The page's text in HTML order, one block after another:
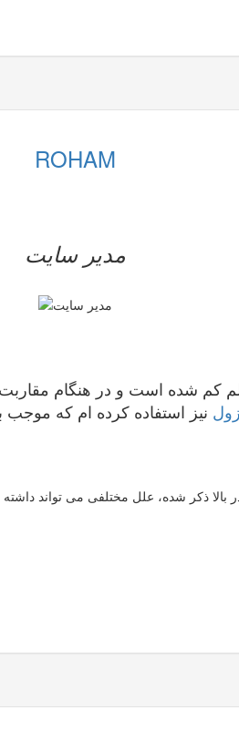
ROHAM
مدیر سایت
واژینالم کم شده است و در
نیز استفاده کرده ام که موجب